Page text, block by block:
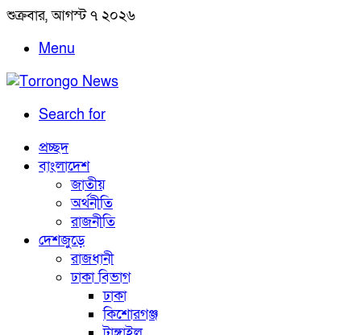
শুক্রবার, আগস্ট ৭ ২০২৬
Menu
Search for
প্রচ্ছদ
বাংলাদেশ
জাতীয়
অর্থনীতি
রাজনীতি
দেশজুড়ে
রাজধানী
ঢাকা বিভাগ
ঢাকা
কিশোরগঞ্জ